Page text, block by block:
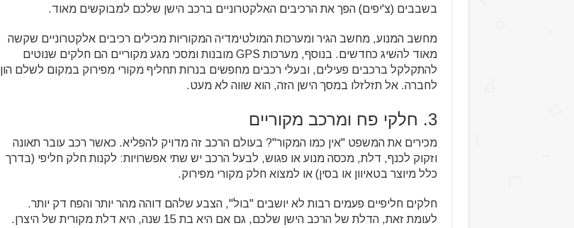
בשבבים (צ'יפים) הפך את הרכיבים האלקטרוניים ברכב הישן שלכם למבוקשים מאוד.
מחשב המנוע, מחשב הגיר ומערכות המולטימדיה המקוריות מכילים רכיבים אלקטרוניים שקשה
מאוד להשיג כחדשים. בנוסף, מערכות GPS מובנות ומסכי מגע מקוריים הם חלקים שנוטים
להתקלקל ברכבים פעילים, ובעלי רכבים מחפשים בנרות תחליף מקורי מפירוק במקום לשלם הון
לחברה. אל תזלזלו במסך הישן הזה, הוא שווה לא מעט.
3. חלקי פח ומרכב מקוריים
מכירים את המשפט "אין כמו המקור"? בעולם הרכב זה מדויק להפליא. כאשר רכב עובר תאונה
וזקוק לכנף, דלת, מכסה מנוע או פגוש, לבעל הרכב יש שתי אפשרויות: לקנות חלק חליפי (בדרך
כלל מיוצר בטאיוון או בסין) או למצוא חלק מקורי מפירוק.
חלקים חליפיים פעמים רבות לא יושבים "בול", הצבע שלהם דוהה מהר יותר והפח דק יותר.
לעומת זאת, הדלת של הרכב הישן שלכם, גם אם היא בת 15 שנה, היא דלת מקורית של היצרן.